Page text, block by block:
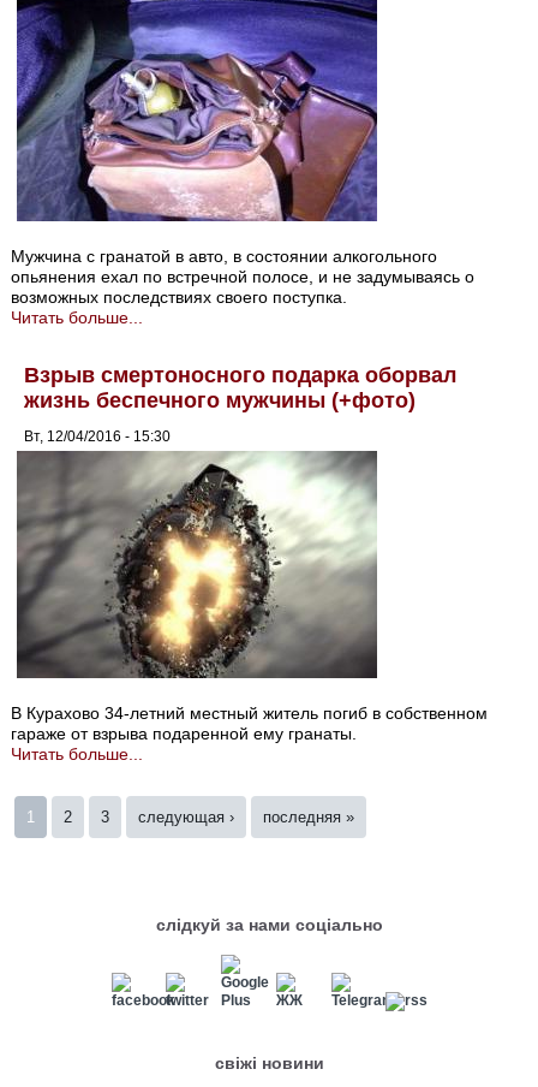
Мужчина с гранатой в авто, в состоянии алкогольного
опьянения ехал по встречной полосе, и не задумываясь о
возможных последствиях своего поступка.
Читать больше...
Взрыв смертоносного подарка оборвал
жизнь беспечного мужчины (+фото)
Вт, 12/04/2016 - 15:30
В Курахово 34-летний местный житель погиб в собственном
гараже от взрыва подаренной ему гранаты.
Читать больше...
Страницы
1 2 3 следующая › последняя »
слідкуй за нами соціально
свіжі новини